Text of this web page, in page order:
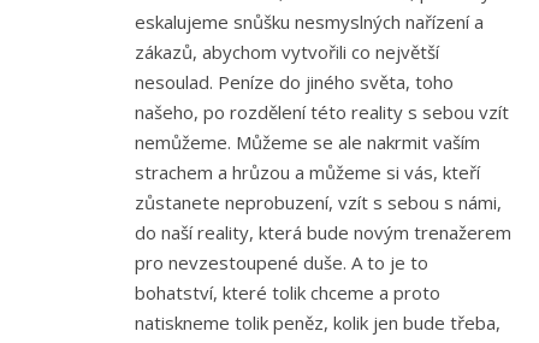
eskalujeme snůšku nesmyslných nařízení a
zákazů, abychom vytvořili co největší
nesoulad. Peníze do jiného světa, toho
našeho, po rozdělení této reality s sebou vzít
nemůžeme. Můžeme se ale nakrmit vaším
strachem a hrůzou a můžeme si vás, kteří
zůstanete neprobuzení, vzít s sebou s námi,
do naší reality, která bude novým trenažerem
pro nevzestoupené duše. A to je to
bohatství, které tolik chceme a proto
natiskneme tolik peněz, kolik jen bude třeba,